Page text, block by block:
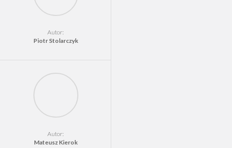
Autor:
Piotr Stolarczyk
Autor:
Mateusz Kierok